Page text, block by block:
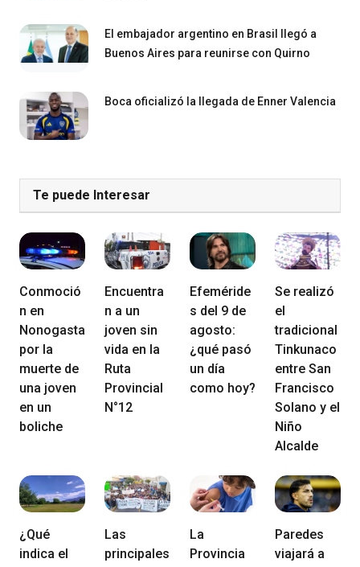
El embajador argentino en Brasil llegó a
Buenos Aires para reunirse con Quirno
Boca oficializó la llegada de Enner Valencia
Te puede Interesar
Conmoció
n en
Nonogasta
por la
muerte de
una joven
en un
boliche
Encuentra
n a un
joven sin
vida en la
Ruta
Provincial
N°12
Efeméride
s del 9 de
agosto:
¿qué pasó
un día
como hoy?
Se realizó
el
tradicional
Tinkunaco
entre San
Francisco
Solano y el
Niño
Alcalde
¿Qué
indica el
Las
principales
La
Provincia
Paredes
viajará a